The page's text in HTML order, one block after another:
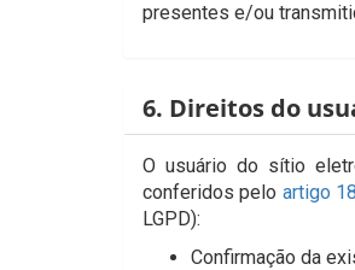
presentes e/ou
6. Direitos do
O usuário do sítio
conferidos pelo artigo
LGPD):
Confirmação da